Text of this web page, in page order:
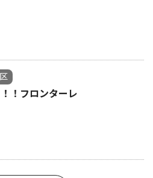
！フロンターレ